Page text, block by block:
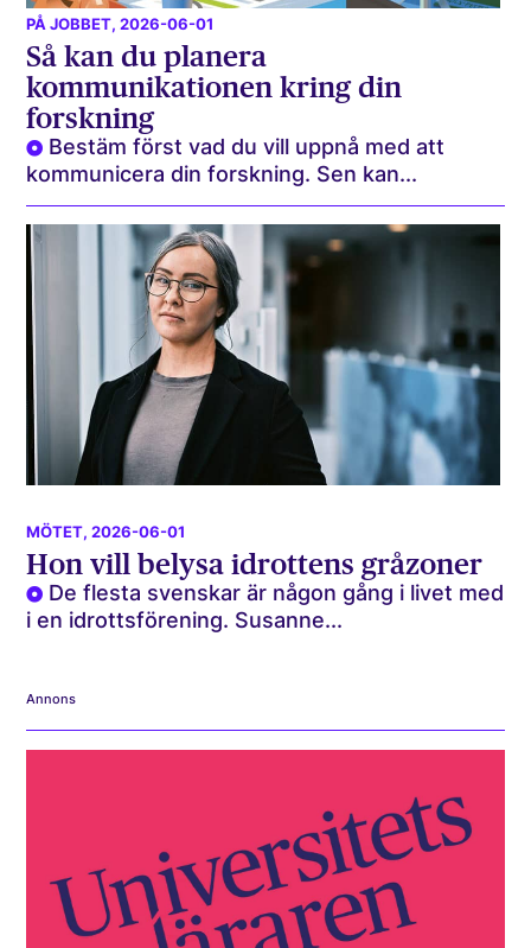
PÅ JOBBET, 2026-06-01
Så kan du planera
kommunikationen kring din
forskning
Bestäm först vad du vill uppnå med att
kommunicera din forskning. Sen kan...
MÖTET, 2026-06-01
Hon vill belysa idrottens gråzoner
De flesta svenskar är någon gång i livet med
i en idrottsförening. Susanne...
Annons